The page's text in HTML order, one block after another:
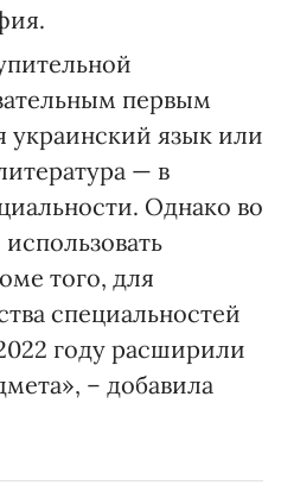
первым
украинский язык или
— в
Однако во
того, для
специальностей
году расширили
– добавила